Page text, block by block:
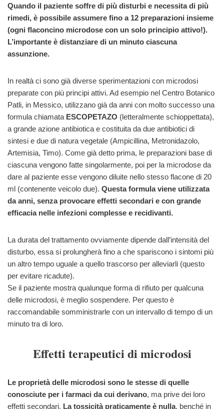
Quando il paziente soffre di più disturbi e necessita di più
rimedi, è possibile assumere fino a 12 preparazioni insieme
(ogni flaconcino microdose con un solo principio attivo!).
L’importante è distanziare di un minuto ciascuna
assunzione.
In realtà ci sono già diverse sperimentazioni con microdosi
preparate con più principi attivi. Ad esempio nel Centro Botanico
Patli, in Messico, utilizzano già da anni con molto successo una
formula chiamata ESCOPETAZO (letteralmente schioppettata),
a grande azione antibiotica e costituita da due antibiotici di
sintesi e due di natura vegetale (Ampicillina, Metronidazolo,
Artemisia, Timo). Come già detto prima, le preparazioni base di
ciascuna vengono fatte singolarmente, poi per la microdose da
dare al paziente esse vengono diluite nello stesso flacone di 20
ml (contenente veicolo due). Questa formula viene utilizzata
da anni, senza provocare effetti secondari e con grande
efficacia nelle infezioni complesse e recidivanti.
La durata del trattamento ovviamente dipende dall’intensità del
disturbo, essa si prolungherà fino a che spariscono i sintomi più
un altro tempo uguale a quello trascorso per alleviarli (questo
per evitare ricadute).
Se il paziente mostra qualunque forma di rifiuto per qualcuna
delle microdosi, è meglio sospendere. Per questo è
raccomandabile somministrarle con un intervallo di tempo di un
minuto tra di loro.
Effetti terapeutici di microdosi
Le proprietà delle microdosi sono le stesse di quelle
conosciute per i farmaci da cui derivano, ma prive dei loro
effetti secondari. La tossicità praticamente è nulla, benché in